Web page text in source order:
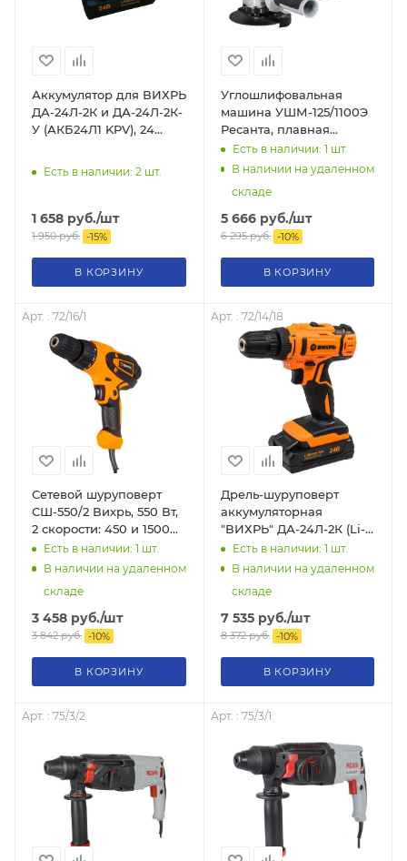
Аккумулятор для ВИХРЬ
ДА-24Л-2К и ДА-24Л-2К-
У (АКБ24Л1 KPV), 24
Есть в наличии: 2 шт.
1 658 руб./шт
1 950руб. -15%
В КОРЗИНУ
Углошлифовальная
машина УШМ-125/1100Э
Ресанта, плавная
регулировка скорости, (
болгарка ), 75/12/10
Есть в наличии: 1 шт.
В наличии на удаленном
складе
5 666руб./шт
6 295руб. -10%
В КОРЗИНУ
Арт. : 72/16/1
Сетевой шуруповерт
СШ-550/2 Вихрь, 550 Вт,
2 скорости: 450 и 1500
об/мин, 34 Н·м, реверс,
подсветка, 1.4 кг, 72/16/1
Есть в наличии: 1 шт.
В наличии на удаленном
складе
3 458 руб./шт
3 842руб. -10%
В КОРЗИНУ
Арт. : 72/14/18
Дрель-шуруповерт
аккумуляторная
"ВИХРЬ" ДА-24Л-2К (Li-
ion, 40Нм) 2 скорости,
кейс, 2 аккум. 72/14/18
Есть в наличии: 1 шт.
В наличии на удаленном
складе
7 535руб./шт
8 372руб. -10%
В КОРЗИНУ
Арт. : 75/3/2 Арт. : 75/3/1